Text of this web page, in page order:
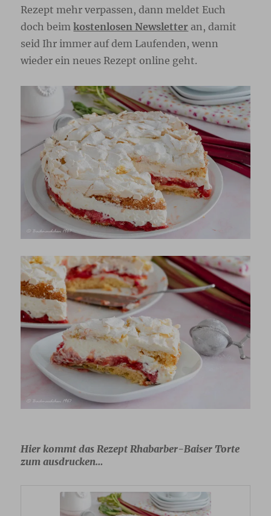
Rezept mehr verpassen, dann meldet Euch
doch beimkostenlosen Newsletter an, damit
seid Ihr immer auf dem Laufenden, wenn
wieder ein neues Rezept online geht.
Hier kommt das Rezept Rhabarber-Baiser Torte
zum ausdrucken…